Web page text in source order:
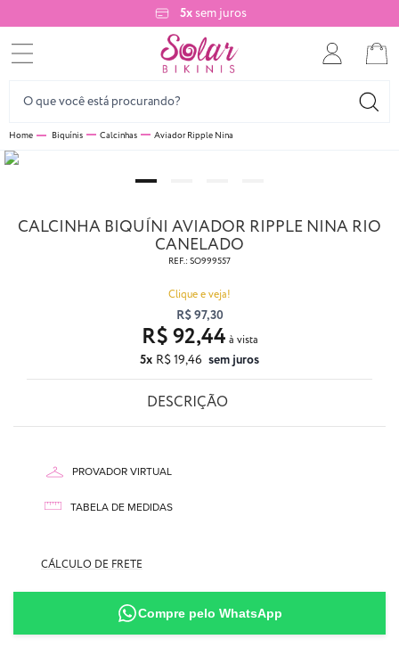
5xsem juros
Biquínis Calcinhas Aviador Ripple Nina
CALCINHA BIQUÍNI AVIADOR RIPPLE NINA RIO
CANELADO
REF.: SO999557
Clique e veja!
R$ 97,30
5x R$ 19,46 sem juros
R$ 92,44
DESCRIÇÃO
87% Poliamida
13% Elastano
PROVADOR VIRTUAL
TABELA DE MEDIDAS
CÁLCULO DE FRETE
Compre pelo WhatsApp